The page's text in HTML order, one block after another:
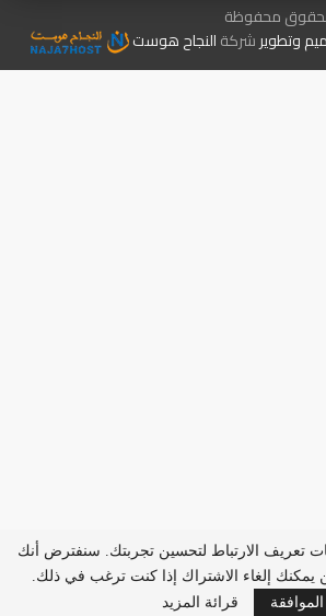
وتطويرشركةالنجاح هوست
تعريف الارتباط لتحسين تجربتك. سنفترض أنك
يمكنك إلغاء الاشتراك إذا كنت ترغب في ذلك.
الموافقة
قرائة المزيد